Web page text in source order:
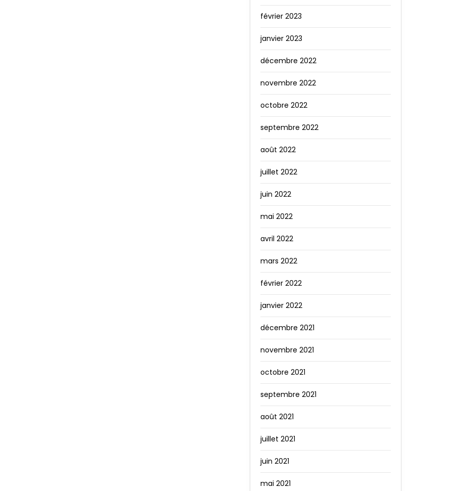
février 2023
janvier 2023
décembre 2022
novembre 2022
octobre 2022
septembre 2022
août 2022
juillet 2022
juin 2022
mai 2022
avril 2022
mars 2022
février 2022
janvier 2022
décembre 2021
novembre 2021
octobre 2021
septembre 2021
août 2021
juillet 2021
juin 2021
mai 2021